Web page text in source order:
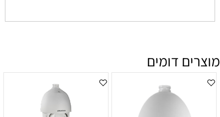
מוצרים דומים